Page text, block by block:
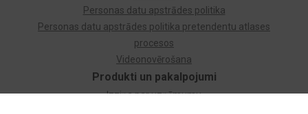
Produkti un pakalpojumi
Izziņa par uzņēmumu
Personas datu apstrādes politika
Personas datu apstrādes politika pretendentu atlases
procesos
Videonovērošana